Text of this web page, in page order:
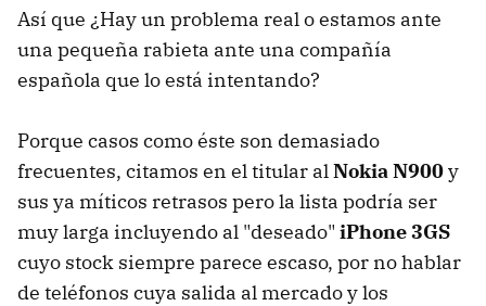
Así que ¿Hay un problema real o estamos ante
una pequeña rabieta ante una compañía
española que lo está intentando?
Porque casos como éste son demasiado
frecuentes, citamos en el titular alNokia N900y
sus ya míticos retrasos pero la lista podría ser
muy larga incluyendo al "deseado" iPhone 3GS
cuyo stock siempre parece escaso, por no hablar
de teléfonos cuya salida al mercado y los